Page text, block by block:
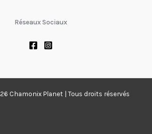
Réseaux Sociaux
Chamonix Planet | Tous droits réservés